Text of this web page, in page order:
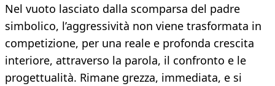
Nel vuoto lasciato dalla scomparsa del padre
simbolico, l’aggressività non viene trasformata in
competizione, per una reale e profonda crescita
interiore, attraverso la parola, il confronto e le
progettualità. Rimane grezza, immediata, e si